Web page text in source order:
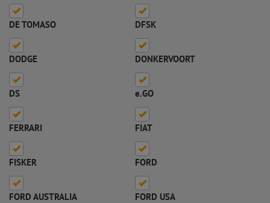
DE TOMASO DFSK
DODGE DONKERVOORT
DS e.GO
FERRARI FIAT
FISKER FORD
FORD AUSTRALIA FORD USA